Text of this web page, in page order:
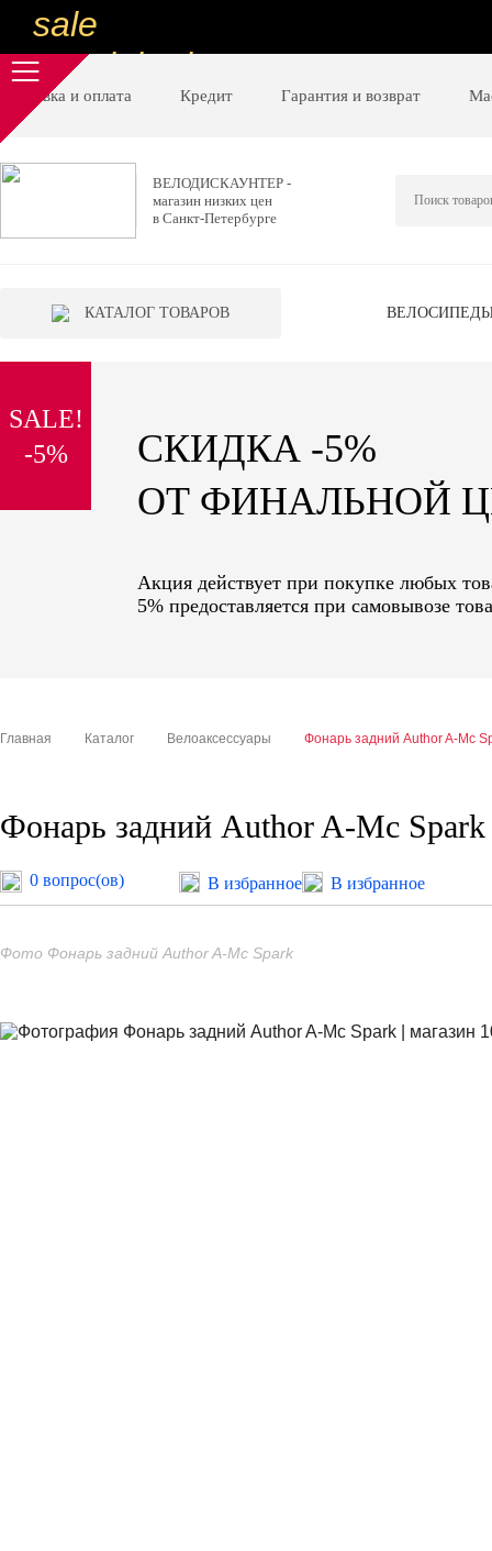
sale
special price
sale
низкие цены
вот дешево
special price
sale
надо брать
sale
Доставка и оплата Кредит Гарантия и возврат
ВЕЛОДИСКАУНТЕР -
магазин низких цен
в Санкт-Петербурге
КАТАЛОГ ТОВАРОВ
SALE!
-5%
СКИДКА -5%
ОТ ФИНАЛЬНОЙ
Акция действует при покупке любых
5% предоставляется при самовывозе
Главная Каталог Велоаксессуары Фонарь задний Author A-Mc
Фонарь задний Author A-Mc Spark
0 вопрос(ов) В избранное В избранное
Фото Фонарь задний Author A-Mc Spark